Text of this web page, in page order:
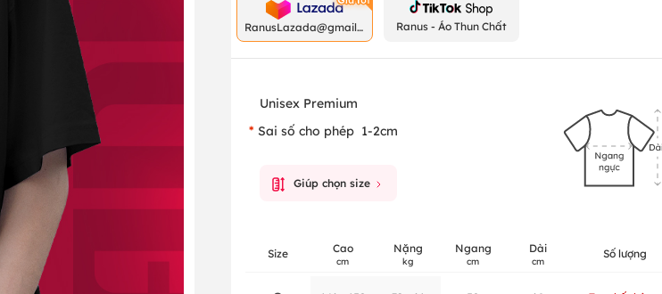
RanusLazada@gmail.
com
Ranus - Áo Thun Chất
Unisex Premium
Sai số cho phép 1-2cm
Giúp chọn size
Size Cao
cm
Nặng
kg
Ngang
cm
Dài
cm Số lượng